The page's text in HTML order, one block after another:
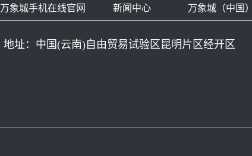
万象城手机在线官网 新闻中心 万象城（中国）
地址：中国(云南)自由贸易试验区昆明片区经开区